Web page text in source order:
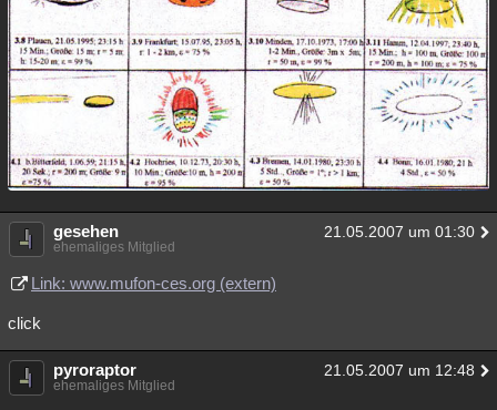
gesehen 21.05.2007 um 01:30
ehemaliges Mitglied
Link: www.mufon-ces.org (extern)
click
pyroraptor 21.05.2007 um 12:48
ehemaliges Mitglied